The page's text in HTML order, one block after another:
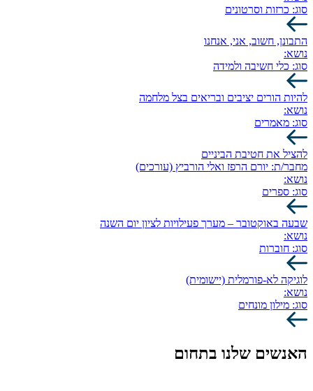
סוג: כרזות וסרטונים
התבונן, חשוב, אני, אנחנו
נושא:
סוג: כלי חשיבה ולמידה
להיות הורים יציבים ובריאים בצל מלחמה
נושא:
סוג: מאמרים
להציל את חטיבת הביניים
מחבר/ת: יורם הרפז ואלי הורביץ (עורכים)
נושא:
סוג: ספרים
שבעה באוקטובר – מערך פעילויות לציון יום השנה
נושא:
סוג: חוברות
לוגיקה לא-פורמלית (יישומית)
נושא:
סוג: מילון מונחים
האנשים שלנו בתחום